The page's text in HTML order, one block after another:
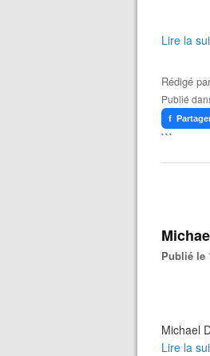
Lire la
Rédigé
Publié
f
```
Publié
Michael
Lire la